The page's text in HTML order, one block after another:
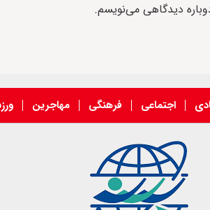
دیدگاهی می‌نویسم.
اجتماعی فرهنگی مهاجرین